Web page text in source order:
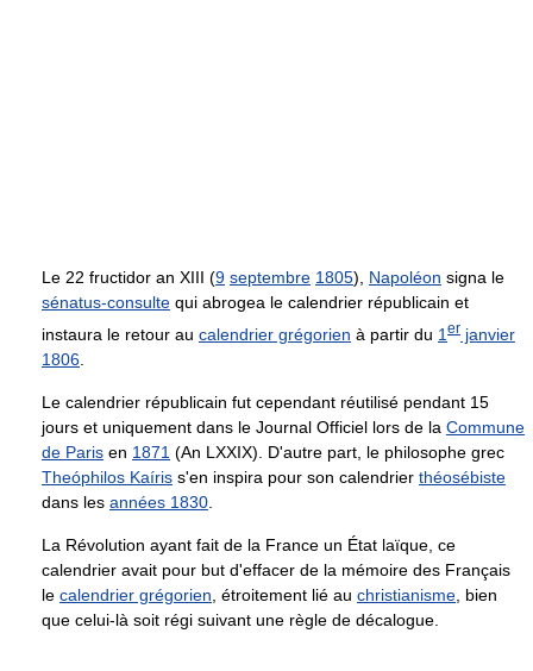
Le 22 fructidor an XIII (9 septembre 1805), Napoléon signa le
sénatus-consulte qui abrogea le calendrier républicain et
instaura le retour au calendrier grégorien à partir du 1 er janvier
1806
Le calendrier républicain fut cependant réutilisé pendant 15
jours et uniquement dans le Journal Officiel lors de la Commune
de Paris en 1871 (An LXXIX). D'autre part, le philosophe grec
Theóphilos Kaíris s'en inspira pour son calendrier théosébiste
dans les années 1830
La Révolution ayant fait de la France un État laïque, ce
calendrier avait pour but d'effacer de la mémoire des Français
le calendrier grégorien , étroitement lié au christianisme , bien
que celui-là soit régi suivant une règle de décalogue.